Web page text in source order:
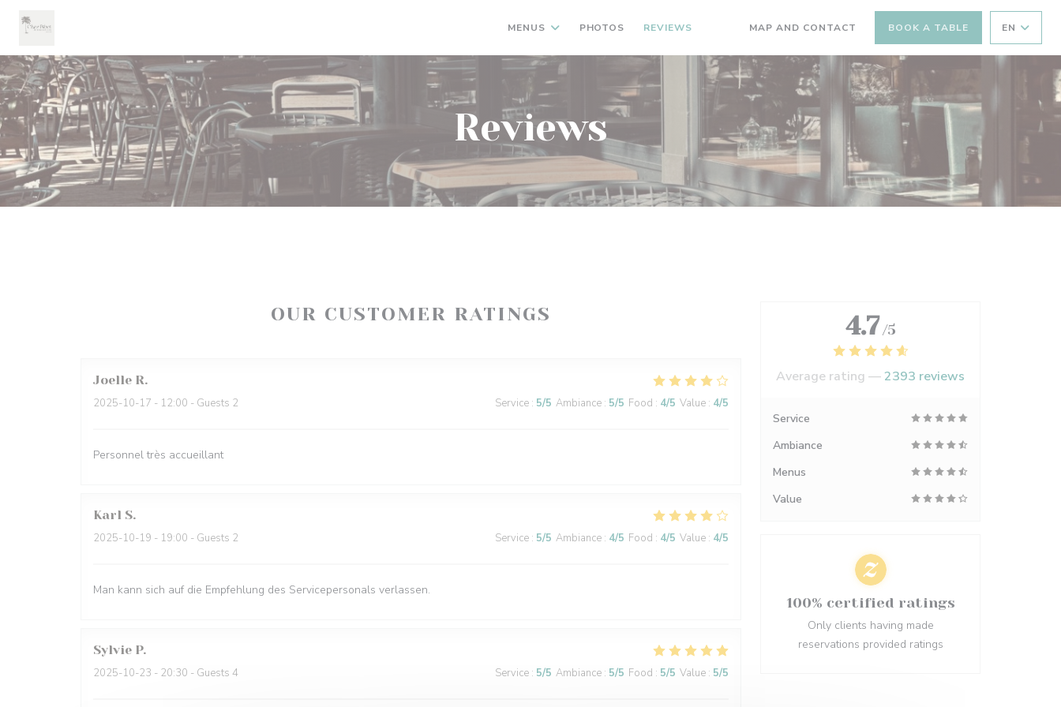
MENUS PHOTOS REVIEWS MAP AND CONTACT BOOK A TABLE EN
Reviews
OUR CUSTOMER RATINGS
Joelle R
2025-10-17 - 12:00 - Guests 2 Service : 5/5 Ambiance : 5/5 Food : 4/5 Value : 4/5
Personnel très accueillant
Karl S
2025-10-19 - 19:00 - Guests 2 Service : 5/5 Ambiance : 4/5 Food : 4/5 Value : 4/5
Man kann sich auf die Empfehlung des Servicepersonals verlassen.
Sylvie P
2025-10-23 - 20:30 - Guests 4 Service : 5/5 Ambiance : 5/5 Food : 5/5 Value : 5/5
4.7 /5
Average rating —2393 reviews
Service
Ambiance
Menus
Value
100% certified ratings
Only clients having made
reservations provided ratings